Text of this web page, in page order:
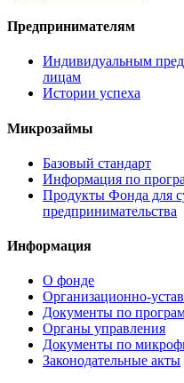
Предпринимателям
Индивидуальным
лицам
Истории успеха
Микрозаймы
Базовый стандарт
Информация по
Продукты Фонда для
предпринимательства
Информация
О фонде
Организационно-
Документы по
Органы управления
Документы по
Законодательные акты